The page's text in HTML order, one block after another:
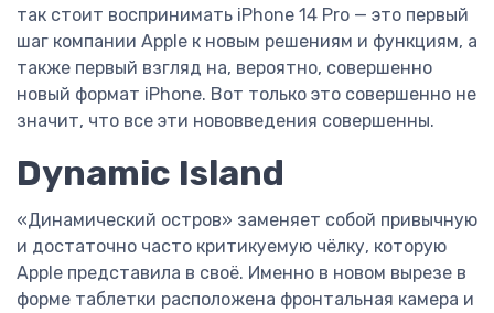
так стоит воспринимать iPhone 14 Pro — это первый
шаг компании Apple к новым решениям и функциям, а
также первый взгляд на, вероятно, совершенно
новый формат iPhone. Вот только это совершенно не
значит, что все эти нововведения совершенны.
Dynamic Island
«Динамический остров» заменяет собой привычную
и достаточно часто критикуемую чёлку, которую
Apple представила в своё. Именно в новом вырезе в
форме таблетки расположена фронтальная камера и